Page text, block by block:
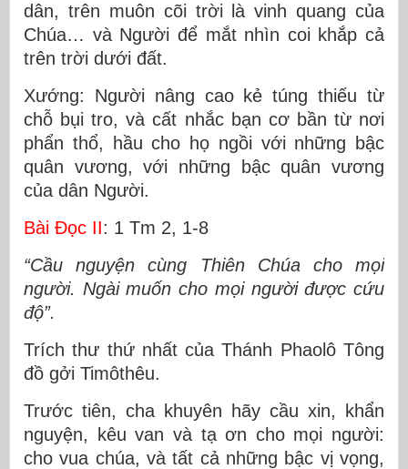
dân, trên muôn cõi trời là vinh quang của
Chúa… và Người để mắt nhìn coi khắp cả
trên trời dưới đất.
Xướng: Người nâng cao kẻ túng thiếu từ
chỗ bụi tro, và cất nhắc bạn cơ bần từ nơi
phẩn thổ, hầu cho họ ngồi với những bậc
quân vương, với những bậc quân vương
của dân Người.
Bài Ðọc II: 1 Tm 2, 1-8
“Cầu nguyện cùng Thiên Chúa cho mọi
người. Ngài muốn cho mọi người được cứu
độ”.
Trích thư thứ nhất của Thánh Phaolô Tông
đồ gởi Timôthêu.
Trước tiên, cha khuyên hãy cầu xin, khẩn
nguyện, kêu van và tạ ơn cho mọi người:
cho vua chúa, và tất cả những bậc vị vọng,